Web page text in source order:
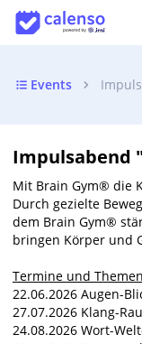
Events
Impulsabend
Mit Brain Gym® die
Durch gezielte
dem Brain Gym®
bringen Körper und
Termine und
22.06.2026 Augen-
27.07.2026 Klang-
24.08.2026 Wort-